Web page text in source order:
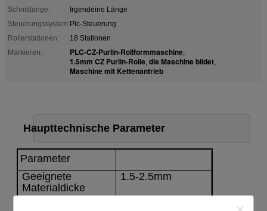
Schnittlänge:
Irgendeine Länge
Steuerungssystem:Plc-Steuerung
Rollerstationen:
18 Stationen
Markieren:
PLC-CZ-Purlin-Rollformmaschine,
1.5mm CZ Purlin-Rolle, die Maschine bildet,
Maschine mit Kettenantrieb
Haupttechnische Parameter
Parameter
Geeignete
Materialdicke
1.5-2.5mm